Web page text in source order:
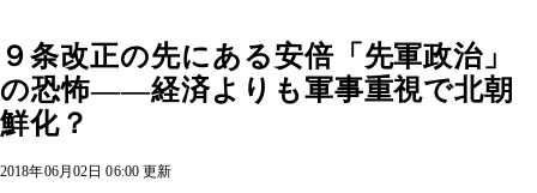
９条改正の先にある安倍「先軍政治」
の恐怖――経済よりも軍事重視で北朝
鮮化？
2018年06月02日 06:00 更新